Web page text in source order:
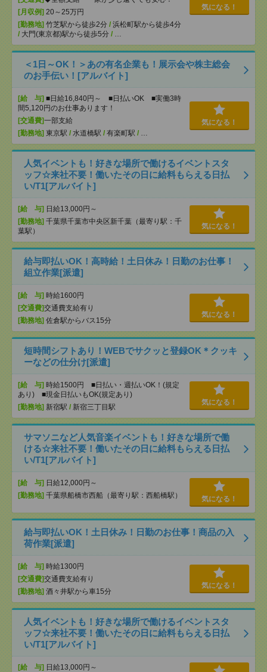
[月収例] 20～25万円
[勤務地] 竹芝駅から徒歩2分 / 浜松町駅から徒歩4分
/ 大門(東京都)駅から徒歩5分 / …
気になる！
＜1日～OK！＞あの有名企業も！展示会や株主総会
のお手伝い！[アルバイト]
[給 与] ■日給16,840円～ ■日払いOK ■実働3時
間5,120円のお仕事あります！
[交通費]一部支給
[勤務地] 東京駅 / 水道橋駅 / 有楽町駅 / …
気になる！
人気イベントも！好きな場所で働けるイベントスタ
ッフ☆来社不要！働いたその日に給料もらえる日払
い/T1[アルバイト]
[給 与] 日給13,000円～
[勤務地] 千葉県千葉市中央区新千葉（最寄り駅：千
葉駅）
気になる！
給与即払いOK！高時給！土日休み！日勤のお仕事！
組立作業[派遣]
[給 与] 時給1600円
[交通費]交通費支給有り
[勤務地] 佐倉駅からバス15分
気になる！
短時間シフトあり！WEBでサクッと登録OK＊クッキ
ーなどの仕分け[派遣]
[給 与] 時給1500円 ■日払い・週払いOK！(規定
あり) ■現金日払いもOK(規定あり)
[勤務地] 新宿駅 / 新宿三丁目駅
気になる！
サマソニなど人気音楽イベントも！好きな場所で働
ける☆来社不要！働いたその日に給料もらえる日払
い/T1[アルバイト]
[給 与] 日給12,000円～
[勤務地] 千葉県船橋市西船（最寄り駅：西船橋駅） 気になる！
給与即払いOK！土日休み！日勤のお仕事！商品の入
荷作業[派遣]
[給 与] 時給1300円
[交通費]交通費支給有り
[勤務地] 酒々井駅から車15分
気になる！
人気イベントも！好きな場所で働けるイベントスタ
ッフ☆来社不要！働いたその日に給料もらえる日払
い/T1[アルバイト]
[給 与] 日給13,000円～